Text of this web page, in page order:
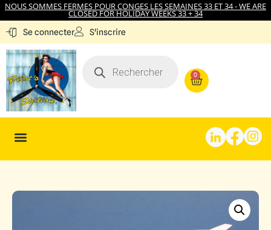
NOUS SOMMES FERMES POUR CONGES LES SEMAINES 33 ET 34 - WE ARE
CLOSED FOR HOLIDAY WEEKS 33 + 34
Se connecter S'inscrire
0